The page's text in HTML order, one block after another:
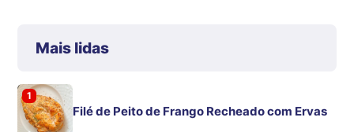
Mais lidas
1
Filé de Peito de Frango Recheado com Ervas